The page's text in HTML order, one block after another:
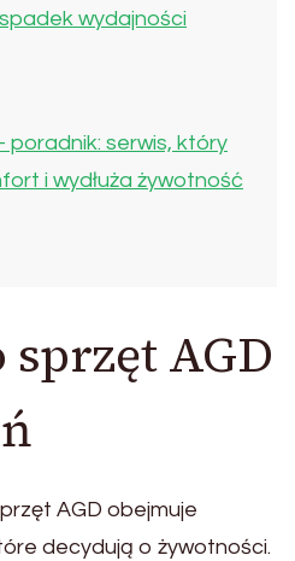
wydajności
poradnik: serwis, który
i wydłuża żywotność
sprzęt AGD
AGD obejmuje
decydują o żywotności.